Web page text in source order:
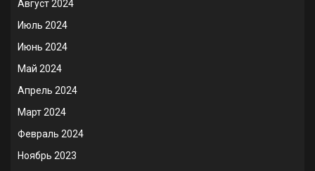
Август 2024
Июль 2024
Июнь 2024
Май 2024
Апрель 2024
Март 2024
Февраль 2024
Ноябрь 2023